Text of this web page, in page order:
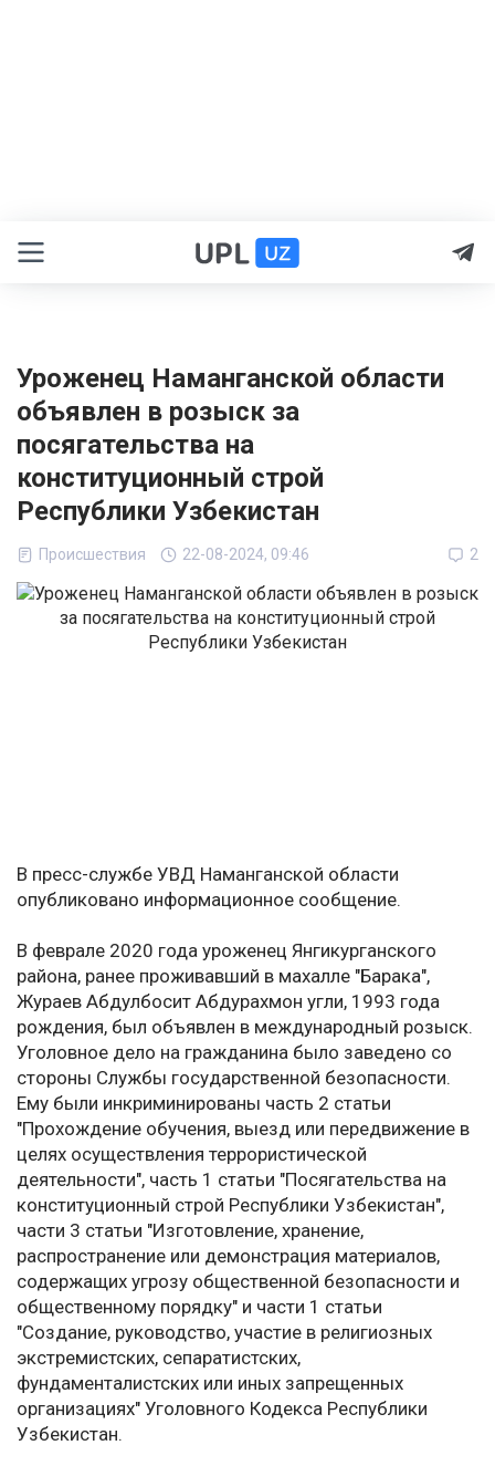
Уроженец Наманганской области
объявлен в розыск за
посягательства на
конституционный строй
Республики Узбекистан
Происшествия 22-08-2024, 09:46 2
В пресс-службе УВД Наманганской области
опубликовано информационное сообщение.
В феврале 2020 года уроженец Янгикурганского
района, ранее проживавший в махалле "Барака",
Жураев Абдулбосит Абдурахмон угли, 1993 года
рождения, был объявлен в международный розыск.
Уголовное дело на гражданина было заведено со
стороны Службы государственной безопасности.
Ему были инкриминированы часть 2 статьи
"Прохождение обучения, выезд или передвижение в
целях осуществления террористической
деятельности", часть 1 статьи "Посягательства на
конституционный строй Республики Узбекистан",
части 3 статьи "Изготовление, хранение,
распространение или демонстрация материалов,
содержащих угрозу общественной безопасности и
общественному порядку" и части 1 статьи
"Создание, руководство, участие в религиозных
экстремистских, сепаратистских,
фундаменталистских или иных запрещенных
организациях" Уголовного Кодекса Республики
Узбекистан.